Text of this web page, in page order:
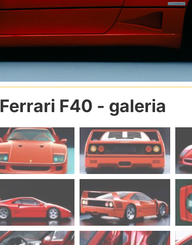
Ferrari F40 - galeria